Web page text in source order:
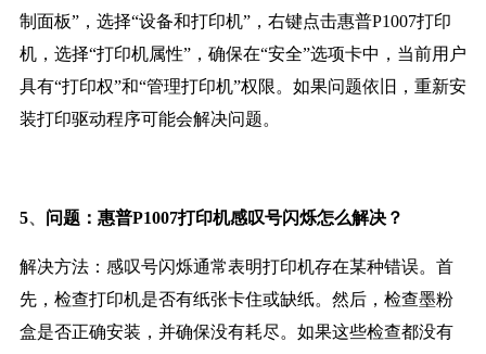
制面板”，选择“设备和打印机”，右键点击惠普P1007打印
机，选择“打印机属性”，确保在“安全”选项卡中，当前用户
具有“打印权”和“管理打印机”权限。如果问题依旧，重新安
装打印驱动程序可能会解决问题。
5、 问题：惠普P1007打印机感叹号闪烁怎么解决？
解决方法：感叹号闪烁通常表明打印机存在某种错误。首
先，检查打印机是否有纸张卡住或缺纸。然后，检查墨粉
盒是否正确安装，并确保没有耗尽。如果这些检查都没有